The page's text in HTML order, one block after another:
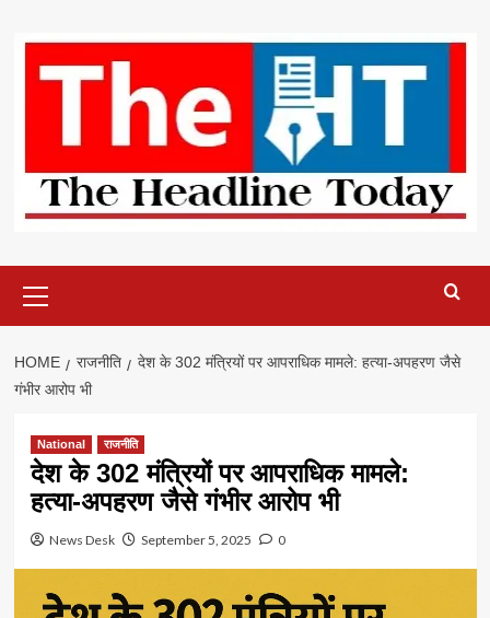
content
Menu
HOME राजनीति
देश के 302 मंत्रियों पर आपराधिक मामले: हत्या-अपहरण जैसे
गंभीर आरोप भी
National राजनीति
देश के 302 मंत्रियों पर आपराधिक मामले:
हत्या-अपहरण जैसे गंभीर आरोप भी
News Desk September 5, 2025 0